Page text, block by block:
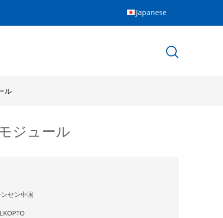
Japanese
ル
ジュール
セン中国